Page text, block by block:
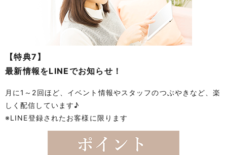
【特典7】
最新情報をLINEでお知らせ！
月に1～2回ほど、イベント情報やスタッフのつぶやきなど、楽
しく配信しています♪
※LINE登録されたお客様に限ります